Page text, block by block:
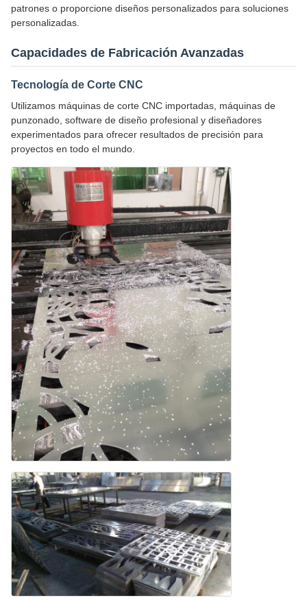
patrones o proporcione diseños personalizados para soluciones
personalizadas.
Capacidades de Fabricación Avanzadas
Tecnología de Corte CNC
Utilizamos máquinas de corte CNC importadas, máquinas de
punzonado, software de diseño profesional y diseñadores
experimentados para ofrecer resultados de precisión para
proyectos en todo el mundo.